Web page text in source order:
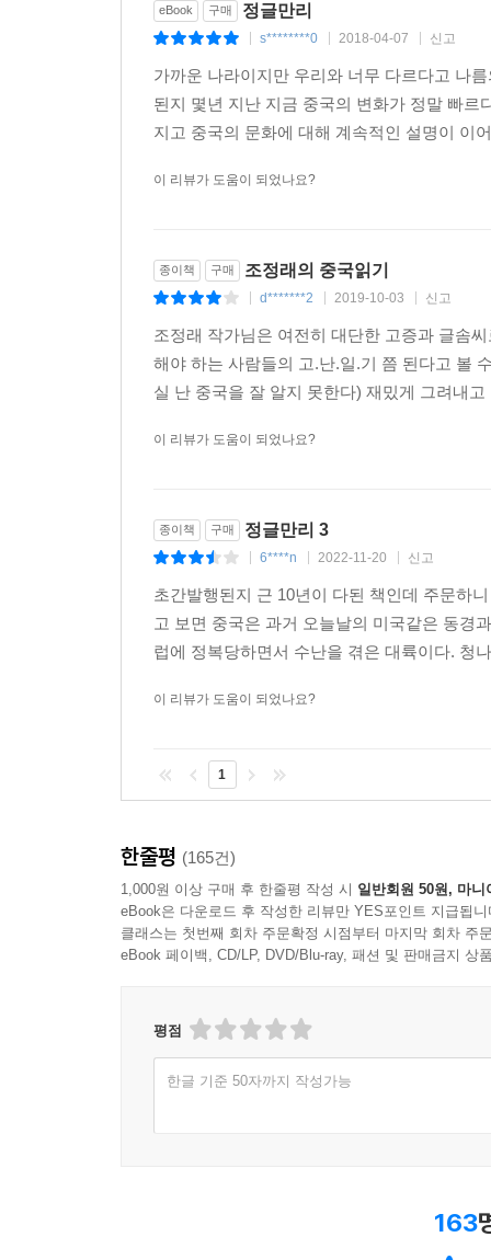
eBook 구매 정글만리
s********0 2018-04-07 신고
가까운 나라이지만 우리와 너무 다르다고 나
된지 몇년 지난 지금 중국의 변화가 정말 빠
지고 중국의 문화에 대해 계속적인 설명이 이
이 리뷰가 도움이 되었나요?
종이책 구매 조정래의 중국읽기
d*******2 2019-10-03 신고
조정래 작가님은 여전히 대단한 고증과 글솜
해야 하는 사람들의 고.난.일.기 쯤 된다고 볼
실 난 중국을 잘 알지 못한다) 재밌게 그려내
이 리뷰가 도움이 되었나요?
종이책 구매 정글만리 3
6****n 2022-11-20 신고
초간발행된지 근 10년이 다된 책인데 주문하
고 보면 중국은 과거 오늘날의 미국같은 동경
럽에 정복당하면서 수난을 겪은 대륙이다. 청
이 리뷰가 도움이 되었나요?
1
한줄평 (165건)
1,000원 이상 구매 후 한줄평 작성 시 일반회원 50원, 마니
eBook은 다운로드 후 작성한 리뷰만 YES포인트 지급됩니
클래스는 첫번째 회차 주문확정 시점부터 마지막 회차 주
eBook 페이백, CD/LP, DVD/Blu-ray, 패션 및 판매금지 상
평점
한글 기준 50자까지 작성가능
163